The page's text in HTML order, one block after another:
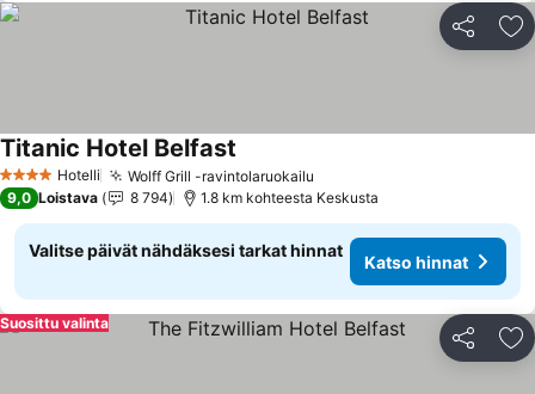
Jaa
4 Tähtiluokitus
Hotelli Wolff Grill -ravintolaruokailu
Titanic Hotel Belfast
9,0 Loistava 8 794 1.8 km kohteesta Keskusta
Valitse päivät nähdäksesi tarkat hinnat
Katso hinnat
Jaa
Suosittu valinta